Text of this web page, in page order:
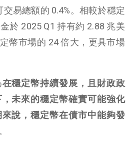
易總額的 0.4%。相較於穩定
於 2025 Q1 持有約 2.88 兆美
幣市場的 24 倍大，更具市場
在穩定幣持續發展，且財政政
未來的穩定幣確實可能強化
說，穩定幣在債市中能夠發
。